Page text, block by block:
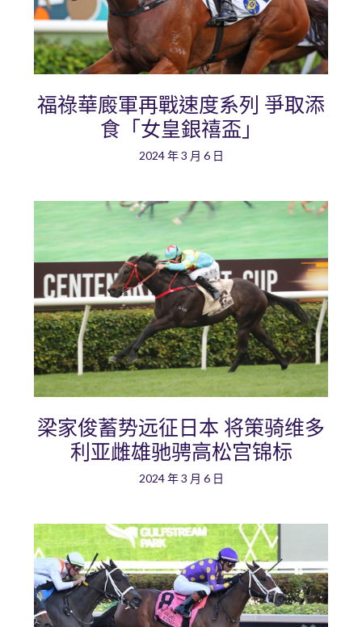
福祿華廄軍再戰速度系列 爭取添
食「女皇銀禧盃」
2024 年 3 月 6 日
梁家俊蓄势远征日本 将策骑维多
利亚雌雄驰骋高松宫锦标
2024 年 3 月 6 日